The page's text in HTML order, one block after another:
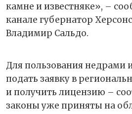
камне и известняке», –
канале губернатор
Владимир Сальдо.
Для пользования недрами
подать заявку в
и получить лицензию –
законы уже приняты на